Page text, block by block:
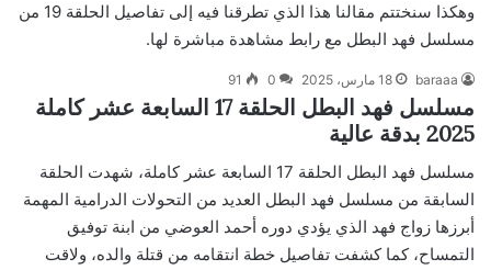
وهكذا سنختتم مقالنا هذا الذي تطرقنا فيه إلى تفاصيل الحلقة 19 من
مسلسل فهد البطل مع رابط مشاهدة مباشرة لها.
baraaa 18 مارس، 2025 0
91
مسلسل فهد البطل الحلقة 17 السابعة عشر كاملة
2025 بدقة عالية
مسلسل فهد البطل الحلقة 17 السابعة عشر كاملة، شهدت الحلقة
السابقة من مسلسل فهد البطل العديد من التحولات الدرامية المهمة
أبرزها زواج فهد الذي يؤدي دوره أحمد العوضي من ابنة توفيق
التمساح، كما كشفت تفاصيل خطة انتقامه من قتلة والده، ولاقت